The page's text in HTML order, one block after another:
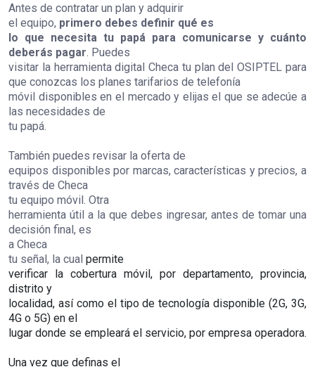
Antes de contratar un plan y adquirir
el equipo, primero debes definir qué es
lo que necesita tu papá para comunicarse y cuánto
deberás pagar . Puedes
visitar la herramienta digitalCheca tu plan del OSIPTEL para
que conozcas los planes tarifarios de telefonía
móvil disponibles en el mercado y elijas el que se adecúe a
las necesidades de
tu papá.
También puedes revisar la oferta de
equipos disponibles por marcas, características y precios, a
través de Checa
tu equipo móvil . Otra
herramienta útil a la que debes ingresar, antes de tomar una
decisión final, es
a Checa
tu señal, la cual permite
verificar la cobertura móvil, por departamento, provincia,
distrito y
localidad, así como el tipo de tecnología disponible (2G, 3G,
4G o 5G) en el
lugar donde se empleará el servicio, por empresa operadora.
Una vez que definas el